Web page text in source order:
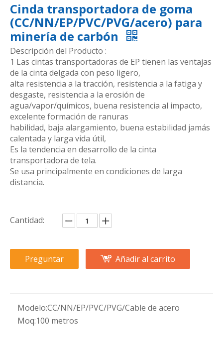
Cinda transportadora de goma
(CC/NN/EP/PVC/PVG/acero) para
minería de carbón
Descripción del Producto :
1 Las cintas transportadoras de EP tienen las ventajas
de la cinta delgada con peso ligero,
alta resistencia a la tracción, resistencia a la fatiga y
desgaste, resistencia a la erosión de
agua/vapor/químicos, buena resistencia al impacto,
excelente formación de ranuras
habilidad, baja alargamiento, buena estabilidad jamás
calentada y larga vida útil,
Es la tendencia en desarrollo de la cinta
transportadora de tela.
Se usa principalmente en condiciones de larga
distancia.
Cantidad:
Preguntar Añadir al carrito
Modelo:CC/NN/EP/PVC/PVG/Cable de acero
Moq:100 metros